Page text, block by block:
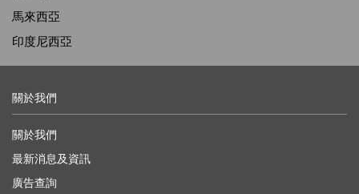
馬來西亞
印度尼西亞
關於我們
關於我們
最新消息及資訊
廣告查詢